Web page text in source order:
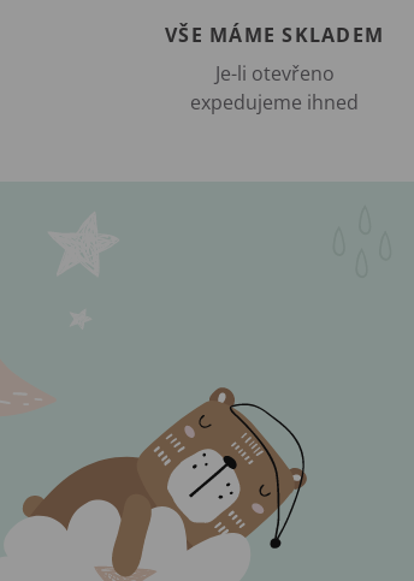
VŠE MÁME SKLADEM
Je-li otevřeno
expedujeme ihned